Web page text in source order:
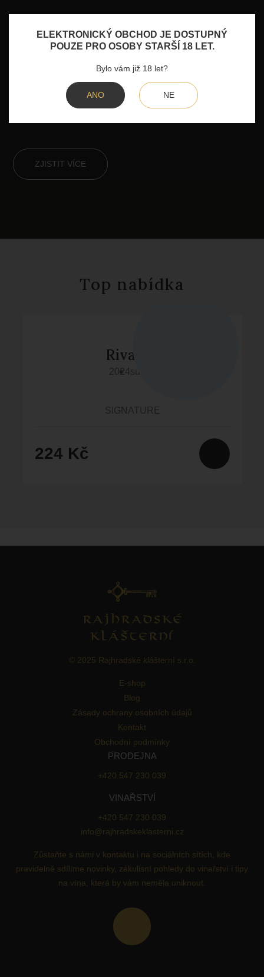
Pro firmy
Nabízíme firemní dárky na míru – moravská vína v dárkových
baleních s možností vlastního loga nebo věnování. Potěšte své
ZJISTIT VÍCE
Top nabídka
Rivaner
2024suché
SIGNATURE
224 Kč
© 2025 Rajhradské klášterní s.r.o.
E-shop
Blog
Zásady ochrany osobních údajů
Kontakt
Obchodní podmínky
PRODEJNA
+420 547 230 039
VINAŘSTVÍ
+420 547 230 039
info@rajhradskeklasterni.cz
Zůstaňte s námi v kontaktu i na sociálních sítích, kde
pravidelně sdílíme novinky, zákulisní pohledy do vinařství i tipy
na vína, která by vám neměla uniknout.
ELEKTRONICKÝ OBCHOD JE DOSTUPNÝ
POUZE PRO OSOBY STARŠÍ 18 LET.
Bylo vám již 18 let?
ANO NE